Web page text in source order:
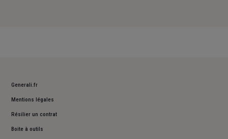
Generali.fr
Mentions légales
Résilier un contrat
Boite à outils